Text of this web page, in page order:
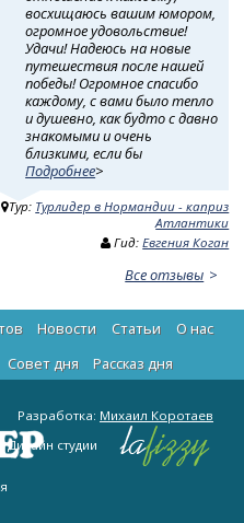
восхищаюсь вашим юмором,
огромное удовольствие!
Удачи! Надеюсь на новые
путешествия после нашей
победы! Огромное спасибо
каждому, с вами было тепло
и душевно, как будто с давно
знакомыми и очень
близкими, если бы
Подробнее>
Тур: Турлидер в Нормандии - каприз
Атлантики
Гид:Евгения Коган
Все отзывы
Новости Статьи
О нас
Cовет дня Рассказ дня
Разработка: Михаил Коротаев
Дизайн студии